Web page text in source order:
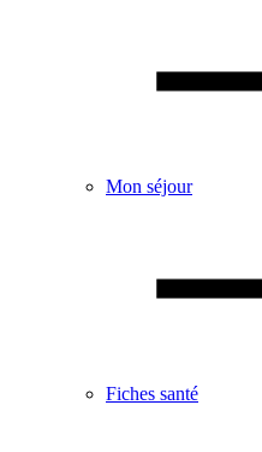
Mon séjour
Fiches santé